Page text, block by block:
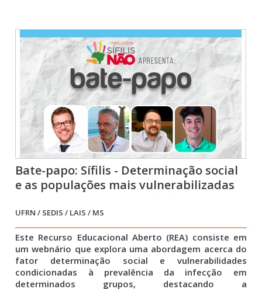
Bate-papo: Sífilis - Determinação social
e as populações mais vulnerabilizadas
UFRN / SEDIS / LAIS / MS
Este Recurso Educacional Aberto (REA) consiste em
um webnário que explora uma abordagem acerca do
fator determinação social e vulnerabilidades
condicionadas à prevalência da infecção em
determinados grupos, destacando a